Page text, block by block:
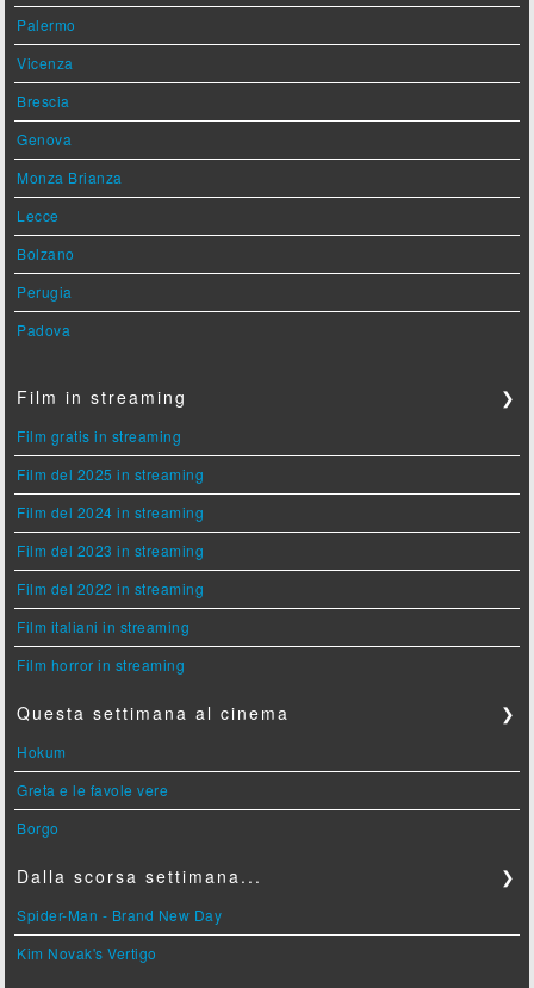
Palermo
Vicenza
Brescia
Genova
Monza Brianza
Lecce
Bolzano
Perugia
Padova
Film in streaming ❯
Film gratis in streaming
Film del 2025 in streaming
Film del 2024 in streaming
Film del 2023 in streaming
Film del 2022 in streaming
Film italiani in streaming
Film horror in streaming
Questa settimana al cinema ❯
Hokum
Greta e le favole vere
Borgo
Dalla scorsa settimana... ❯
Spider-Man - Brand New Day
Kim Novak's Vertigo